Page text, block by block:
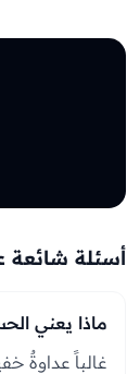
أسئلة شائعة
ماذا يعني
غالباً عداوةٌ